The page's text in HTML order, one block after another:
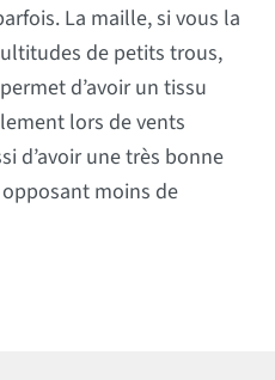
La maille, si vous la
de petits trous,
d’avoir un tissu
lors de vents
d’avoir une très bonne
moins de